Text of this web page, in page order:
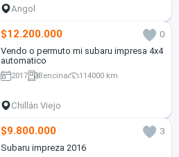
Angol
$12.200.000
0
Vendo o permuto mi subaru impresa 4x4
automatico
2017 Bencina 114000 km
Chillán Viejo
$9.800.000
3
Subaru impreza 2016